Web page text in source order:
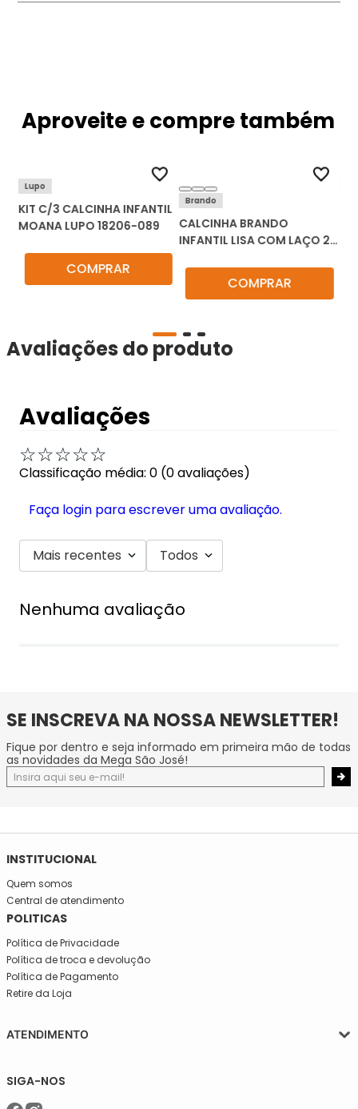
Aproveite e compre também
Lupo
KIT C/3 CALCINHA INFANTIL
MOANA LUPO 18206-089
COMPRAR
Brando
CALCINHA BRANDO
INFANTIL LISA COM LAÇO 27
COMPRAR
Avaliações do produto
Avaliações
☆☆☆☆☆
Classificação média: 0 (0 avaliações)
Faça login para escrever uma avaliação.
Mais recentes Todos
Nenhuma avaliação
SE INSCREVA NA NOSSA NEWSLETTER!
Fique por dentro e seja informado em primeira mão de todas
as novidades da Mega São José!
INSTITUCIONAL
Quem somos
Central de atendimento
POLITICAS
Política de Privacidade
Política de troca e devolução
Política de Pagamento
Retire da Loja
ATENDIMENTO
Sexta, das 08:30 às 16h30.
Telefone: (11)5627-7800
SIGA-NOS